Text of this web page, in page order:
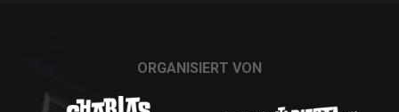
ORGANISIERT VON